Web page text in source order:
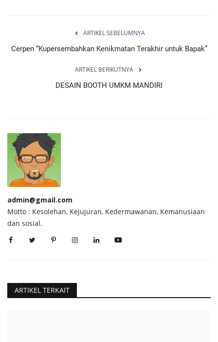
ARTIKEL SEBELUMNYA
Cerpen “Kupersembahkan Kenikmatan Terakhir untuk Bapak”
ARTIKEL BERIKUTNYA
DESAIN BOOTH UMKM MANDIRI
admin@gmail.com
Motto : Kesolehan, Kejujuran, Kedermawanan, Kemanusiaan
dan sosial.
ARTIKEL TERKAIT